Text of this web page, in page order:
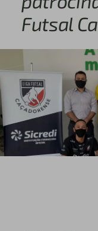
Futsal